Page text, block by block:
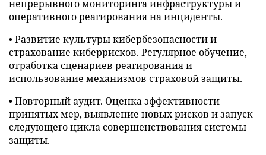
непрерывного мониторинга инфраструктуры и
оперативного реагирования на инциденты.
• Развитие культуры кибербезопасности и
страхование киберрисков. Регулярное обучение,
отработка сценариев реагирования и
использование механизмов страховой защиты.
• Повторный аудит. Оценка эффективности
принятых мер, выявление новых рисков и запуск
следующего цикла совершенствования системы
защиты.